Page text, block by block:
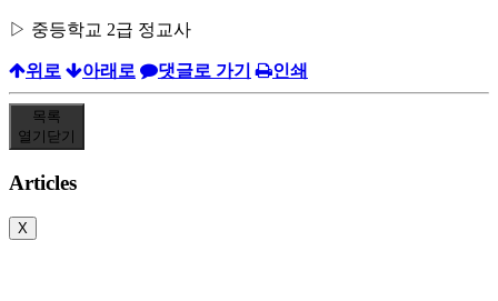
▷ 중등학교 2급 정교사
위로 아래로 댓글로 가기 인쇄
목록
열기 닫기
Articles
X